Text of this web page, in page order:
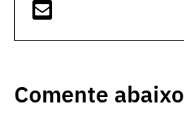
Comente abaixo